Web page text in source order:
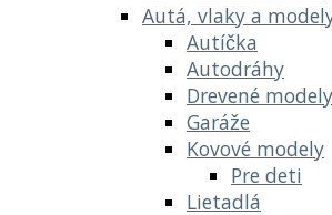
Autá, vlaky a
Autíčka
Autodráhy
Drevené modely
Garáže
Kovové modely
Pre deti
Lietadlá